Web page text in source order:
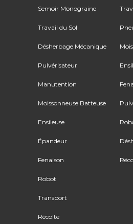
Semoir Monograine
Travail du Sol
Désherbage Mécanique
Pulvérisateur
Manutention
Moissonneuse Batteuse
Ensileuse
Épandeur
Fenaison
Robot
Transport
Récolte